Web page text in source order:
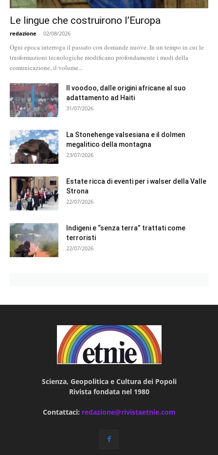
Le lingue che costruirono l’Europa
redazione - 02/08/2026
Ogni epoca interroga il passato con domande nuove. In un tempo in cui le
trasformazioni tecnologiche modificano profondamente i modi della
comunicazione, il volume...
Il voodoo, dalle origini africane al suo
adattamento ad Haiti
31/07/2026
La Stonehenge valsesiana e il dolmen
megalitico della montagna
23/07/2026
Estate ricca di eventi per i walser della Valle
Strona
22/07/2026
Indigeni e “senza terra” trattati come
terroristi
22/07/2026
Scienza, Geopolitica e Cultura dei Popoli
Rivista fondata nel 1980
Contattaci: redazione@rivistaetnie.com